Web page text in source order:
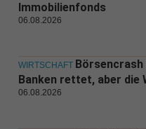
Immobilienfonds
06.08.2026
WIRTSCHAFT Börsencrash
Banken rettet, aber
06.08.2026